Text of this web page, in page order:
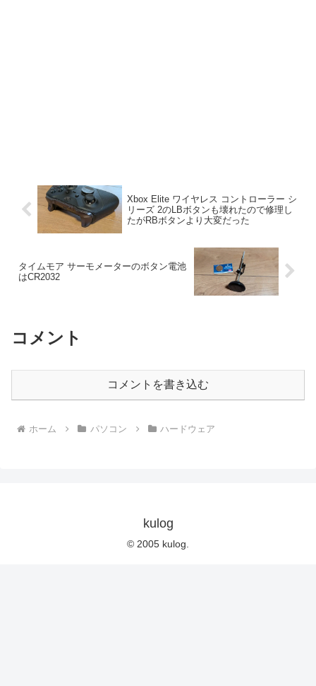
Xbox Elite ワイヤレス コントローラー シ
リーズ 2のLBボタンも壊れたので修理し
たがRBボタンより大変だった
タイムモア サーモメーターのボタン電池
はCR2032
コメント
コメントを書き込む
ホーム パソコン ハードウェア
kulog
© 2005 kulog.